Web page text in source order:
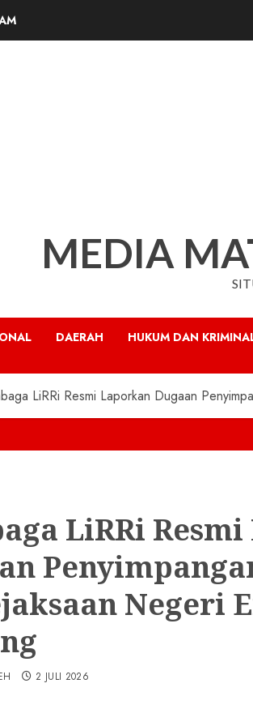
MEDIA
DAERAH HUKUM DAN
LiRRi Resmi Laporkan Dugaan
LiRRi
Negeri
2 JULI 2026